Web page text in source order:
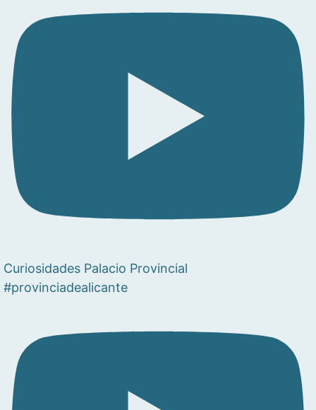
Curiosidades Palacio Provincial
#provinciadealicante